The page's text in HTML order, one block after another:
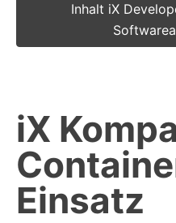
Inhalt iX
iX
Einsatz